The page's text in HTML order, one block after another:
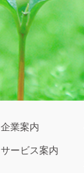
企業案内
サービス案内